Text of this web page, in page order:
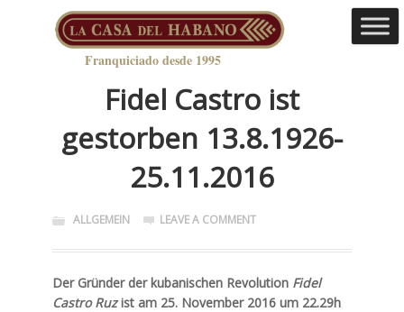
Franquiciado desde 1995
Fidel Castro ist
gestorben 13.8.1926-
25.11.2016
ALLGEMEIN LEAVE A COMMENT
Der Gründer der kubanischen Revolution Fidel
Castro Ruzist am 25. November 2016 um 22.29h